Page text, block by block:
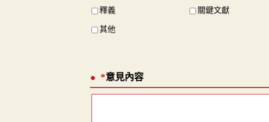
釋義 關鍵文獻
其他
*意見內容